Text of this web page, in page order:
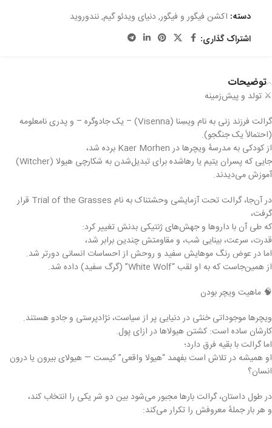
دسته: اکشن فیگور و فیگور,دنیای ویدئو گیم,نندوروید
اشتراک گذاری:
توضیحات
⚔️ تولد و پیش‌زمینه
گرالت فرزند زنی به نام ویسِنا (Visenna) – یک جادوگره – و پدری نامعلومه
(احتمالاً یک جنگجو).
از کودکی به مدرسهٔ ویچرها در Kaer Morhen برده شد،
جایی که پسران یتیم یا رهاشده برای تبدیل‌شدن به شکارچی هیولا (Witcher)
آموزش می‌دیدند.
در آن‌جا، گرالت تحت آزمایشی وحشتناک به نام Trial of the Grasses قرار
گرفت،
که طی آن با داروها و جهش‌های ژنتیکی بدنش تغییر کرد:
قدرت، سرعت، بینایی شب، و مقاومتش چندین برابر شد،
اما در عوض رنگ موهایش سفید و روحش از احساسات انسانی دورتر شد.
از همین‌جاست که به او لقب “White Wolf” (گرگ سفید) داده شد.
🧠 ماهیت ویچر بودن
ویچرها موجوداتی خنثی در دنیایی پر از سیاست، نژادپرستی و جادو هستند.
کارشان ساده است: کشتن هیولاها در ازای پول.
اما گرالت با بقیه فرق دارد؛
او همیشه در تلاش است بفهمد “هیولا واقعی” کیست — هیولای بیرون یا درون
انسان؟
در طول داستان، گرالت بارها مجبور می‌شود بین دو شر یکی را انتخاب کند،
و هر بار جملهٔ معروفش را تکرار می‌کند: